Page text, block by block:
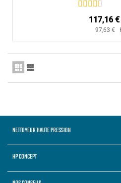
117,16 €
97,63 €
NETTOYEUR HAUTE PRESSION
HP CONCEPT